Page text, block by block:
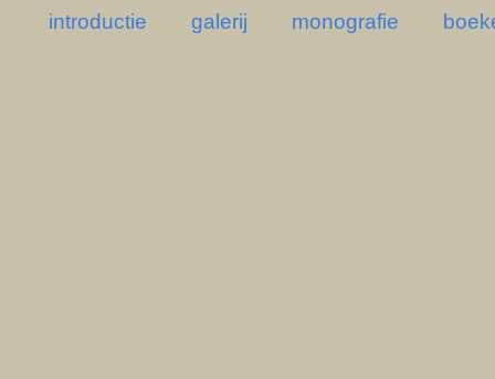
introductie galerij monografie